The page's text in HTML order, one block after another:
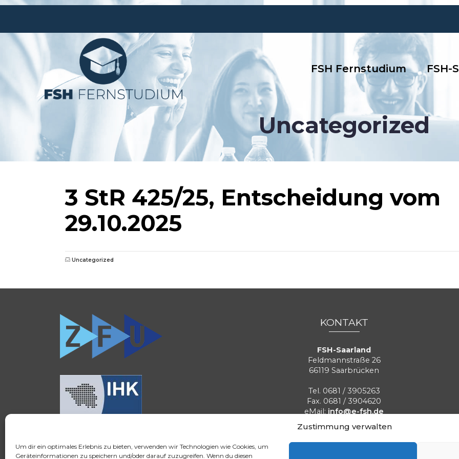
Zustimmung verwalten
Um dir ein optimales Erlebnis zu bieten, verwenden wir Technologien wie Cookies, um
Geräteinformationen zu speichern und/oder darauf zuzugreifen. Wenn du diesen
FSH Fernstudium FSH-
Uncategorized
3 StR 425/25, Entscheidung vom
29.10.2025
Uncategorized
KONTAKT
FSH-Saarland
Feldmannstraße 26
66119 Saarbrücken
Tel. 0681 / 3905263
Fax. 0681 / 3904620
eMail: info@e-fsh.de
Kontaktformular aufrufen
© 2026 FSH Fernstudium